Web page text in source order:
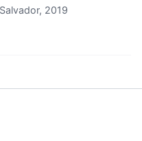
2019